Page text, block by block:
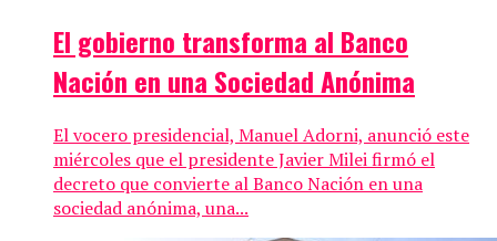
El gobierno transforma al Banco
Nación en una Sociedad Anónima
El vocero presidencial, Manuel Adorni, anunció este
miércoles que el presidente Javier Milei firmó el
decreto que convierte al Banco Nación en una
sociedad anónima, una...